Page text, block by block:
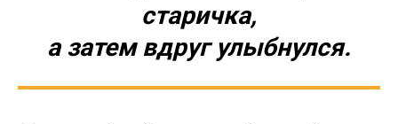
старичка,
а затем вдруг улыбнулся.